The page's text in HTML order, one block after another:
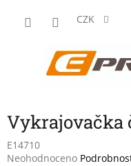
CZK
Vykrajovačka
E14710
Průměrné
Neohodnoceno